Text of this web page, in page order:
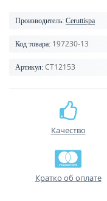
Производитель: Ceruttispa
Код товара: 197230-13
Артикул: CT12153
Качество
Кратко об оплате